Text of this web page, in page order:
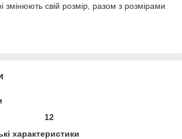
змінюють свій розмір, разом з розмірами
12
характеристики